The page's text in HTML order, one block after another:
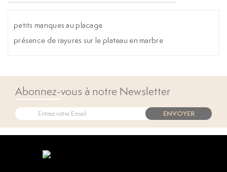
petits manques au placage
présence de rayures sur le plateau en marbre
Abonnez-vous à notre Newsletter
ENVOYER